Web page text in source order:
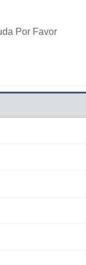
Por Favor